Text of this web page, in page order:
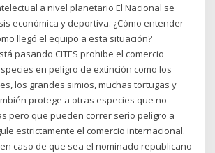
a nivel planetario El Nacional se
económica y deportiva. ¿Cómo entender
llegó el equipo a esta situación?
pasando CITES prohibe el comercio
en peligro de extinción como los
los grandes simios, muchas tortugas y
protege a otras especies que no
pero que pueden correr serio peligro a
estrictamente el comercio internacional.
caso de que sea el nominado republicano